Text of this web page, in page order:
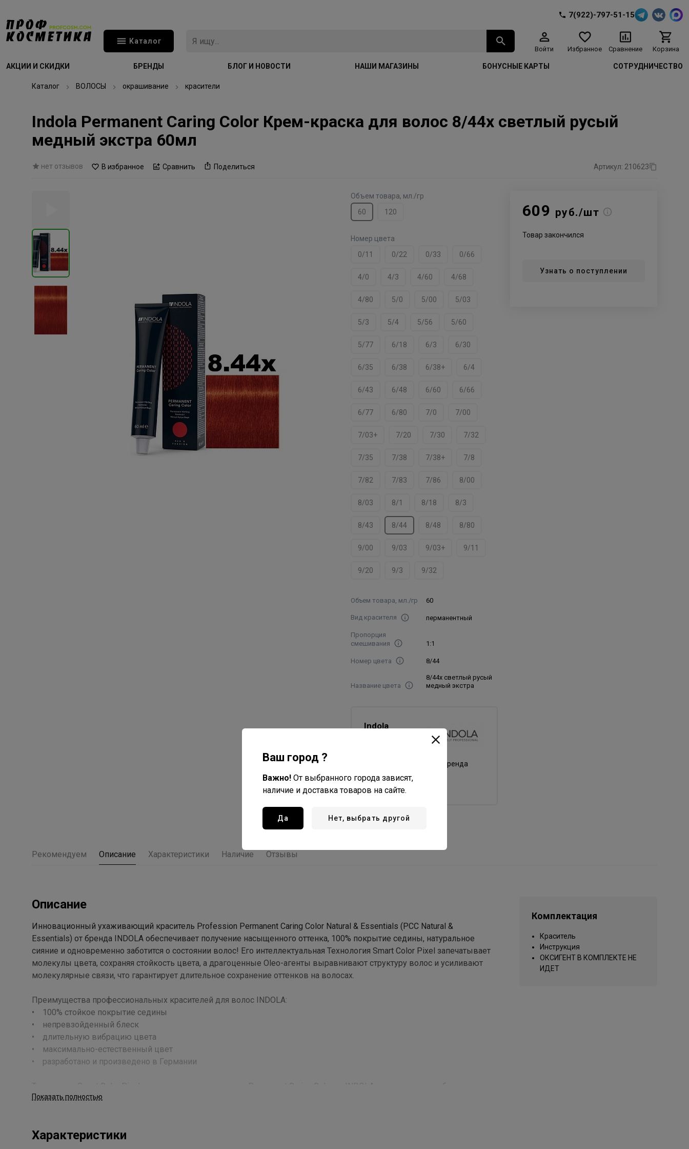
7(922)-797-51-15
Каталог
Войти Избранное Сравнение Корзина
АКЦИИ И СКИДКИ БРЕНДЫ БЛОГ И НОВОСТИ НАШИ МАГАЗИНЫ БОНУСНЫЕ КАРТЫ СОТРУДНИЧЕСТВО
Каталог ВОЛОСЫ окрашивание красители
Indola Permanent Caring Color Крем-краска для волос 8/44x светлый русый
медный экстра 60мл
нет отзывов В избранное Сравнить Поделиться Артикул: 210623
Объем товара, мл./гр
60
120
Номер цвета
0/11
0/22 0/33 0/66
4/0 4/3 4/60 4/68
4/80 5/0 5/00 5/03
5/3 5/4 5/56 5/60
5/77 6/18 6/3 6/30
6/35 6/38 6/38+ 6/4
6/43 6/48 6/60 6/66
6/77 6/80 7/0 7/00
7/03+ 7/20 7/30 7/32
7/35 7/38 7/38+ 7/8
7/82 7/83 7/86 8/00
8/03 8/1 8/18 8/3
8/43 8/44 8/48 8/80
9/00 9/03 9/03+ 9/11
9/20 9/3 9/32
Объем товара, мл./гр 60
Вид красителя перманентный
Пропорция
смешивания
1:1
Номер цвета 8/44
Название цвета
8/44x светлый русый
медный экстра
Indola
Германия - страна бренда
Германия - страна
производства
609 руб./шт
Товар закончился
Узнать о поступлении
Рекомендуем Описание Характеристики Наличие Отзывы
Описание
Инновационный ухаживающий краситель Profession Permanent Caring Color Natural & Essentials (PCC Natural &
Essentials) от бренда INDOLA обеспечивает получение насыщенного оттенка, 100% покрытие седины, натуральное
сияние и одновременно заботится о состоянии волос! Его интеллектуальная Технология Smart Color Pixel запечатывает
молекулы цвета, сохраняя стойкость цвета, а драгоценные Oleo-агенты выравнивают структуру волос и усиливают
молекулярные связи, что гарантирует длительное сохранение оттенков на волосах.
Преимущества профессиональных красителей для волос INDOLA:
• 100% стойкое покрытие седины
• непревзойденный блеск
• длительную вибрацию цвета
• максимально-естественный цвет
• разработано и произведено в Германии
следующих ингредиентов:
волоса;
Показать полностью
Характеристики
Комплектация
Краситель
Инструкция
ОКСИГЕНТ В КОМПЛЕКТЕ НЕ
ИДЕТ
Ваш город ?
Важно! От выбранного города зависят,
наличие и доставка товаров на сайте.
Да Нет, выбрать другой